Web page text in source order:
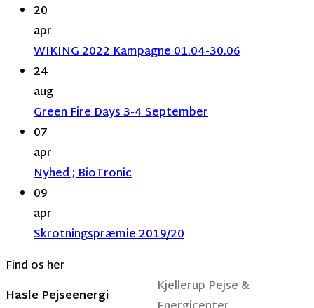
20
apr
WIKING 2022 Kampagne 01.04-30.06
24
aug
Green Fire Days 3-4 September
07
apr
Nyhed ; BioTronic
09
apr
Skrotningspræmie 2019/20
Find os her
Hasle Pejseenergi
Kjellerup Pejse &